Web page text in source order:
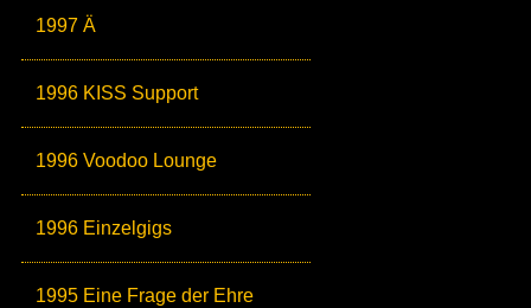
1997 Ä
1996 KISS Support
1996 Voodoo Lounge
1996 Einzelgigs
1995 Eine Frage der Ehre